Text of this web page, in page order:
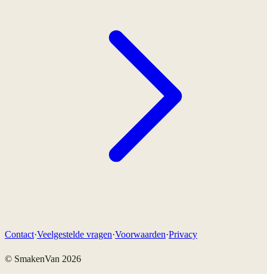
Contact·Veelgestelde vragen·Voorwaarden·Privacy
© SmakenVan 2026